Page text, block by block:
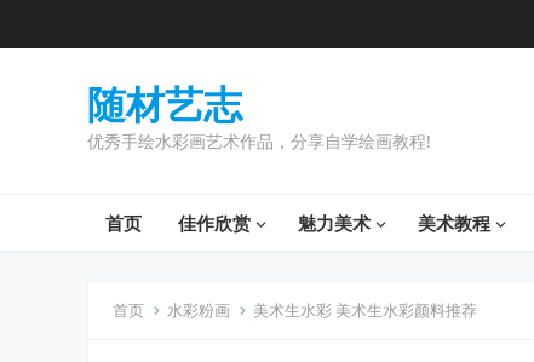
随材艺志
优秀手绘水彩画艺术作品，分享自学绘画教程!
首页 佳作欣赏 魅力美术 美术教程
首页 水彩粉画 美术生水彩 美术生水彩颜料推荐